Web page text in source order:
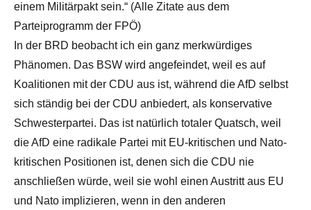
einem Militärpakt sein.“ (Alle Zitate aus dem
Parteiprogramm der FPÖ)
In der BRD beobacht ich ein ganz merkwürdiges
Phänomen. Das BSW wird angefeindet, weil es auf
Koalitionen mit der CDU aus ist, während die AfD selbst
sich ständig bei der CDU anbiedert, als konservative
Schwesterpartei. Das ist natürlich totaler Quatsch, weil
die AfD eine radikale Partei mit EU-kritischen und Nato-
kritischen Positionen ist, denen sich die CDU nie
anschließen würde, weil sie wohl einen Austritt aus EU
und Nato implizieren, wenn in den anderen